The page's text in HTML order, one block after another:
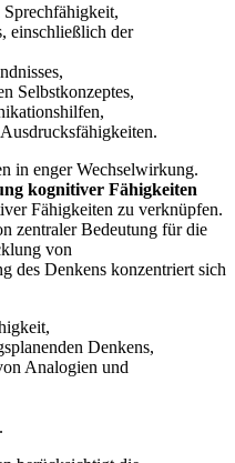
einschließlich der
Selbstkonzeptes,
in enger Wechselwirkung.
kognitiver Fähigkeiten
Fähigkeiten zu verknüpfen.
zentraler Bedeutung für die
von
des Denkens konzentriert sich
Denkens,
Analogien und